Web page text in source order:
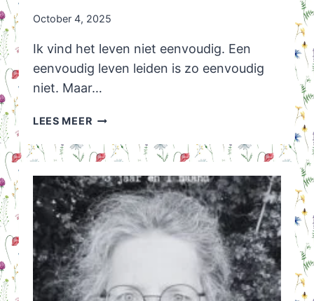
October 4, 2025
Ik vind het leven niet eenvoudig. Een
eenvoudig leven leiden is zo eenvoudig
niet. Maar…
LEES MEERDE
VAN
EENVOUDIG
LEVEN